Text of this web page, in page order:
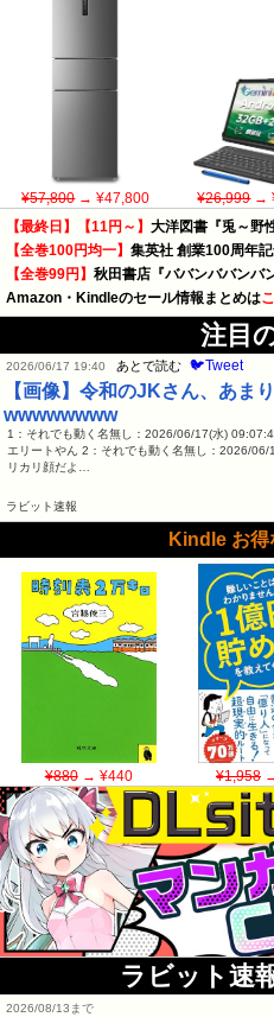
¥57,800→ ¥47,800 ¥26,999→
【最終日】【11円～】 大洋図書『兎～野
【全巻100円均一】 集英社 創業100周年
【全巻99円】 秋田書店『ババンババンバ
Amazon・Kindleのセール情報まとめは
注目
2026/06/17 19:40 あとで読む 🐦Tweet
【画像】令和のJKさん、あま
wwwwwwww
1：それでも動く名無し：2026/06/17(水)
エリートやん 2：それでも動く名無し：2026/
リカリ顔だよ…
ラビット速報
Kindle お得
¥880→ ¥440 ¥1,958→
ラビット速
2026/08/13まで